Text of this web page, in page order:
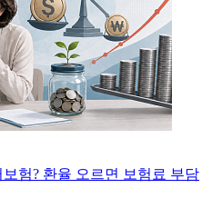
험? 환율 오르면 보험료 부담